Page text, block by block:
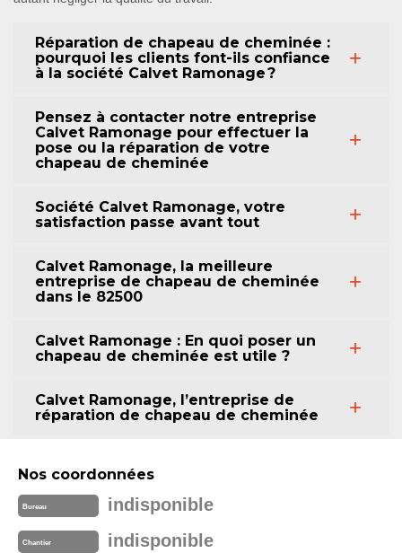
Réparation de chapeau de cheminée :
pourquoi les clients font-ils confiance
à la société Calvet Ramonage ?
Pensez à contacter notre entreprise
Calvet Ramonage pour effectuer la
pose ou la réparation de votre
chapeau de cheminée
Société Calvet Ramonage, votre
satisfaction passe avant tout
Calvet Ramonage, la meilleure
entreprise de chapeau de cheminée
dans le 82500
Calvet Ramonage : En quoi poser un
chapeau de cheminée est utile ?
Calvet Ramonage, l’entreprise de
réparation de chapeau de cheminée
Nos coordonnées
Bureau indisponible
Chantier indisponible